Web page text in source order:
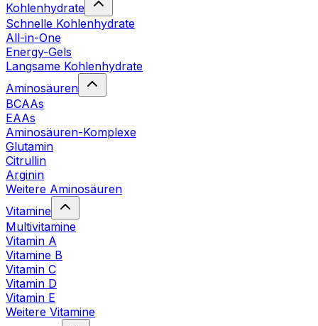
Kohlenhydrate
Schnelle Kohlenhydrate
All-in-One
Energy-Gels
Langsame Kohlenhydrate
Aminosäuren
BCAAs
EAAs
Aminosäuren-Komplexe
Glutamin
Citrullin
Arginin
Weitere Aminosäuren
Vitamine
Multivitamine
Vitamin A
Vitamine B
Vitamin C
Vitamin D
Vitamin E
Weitere Vitamine